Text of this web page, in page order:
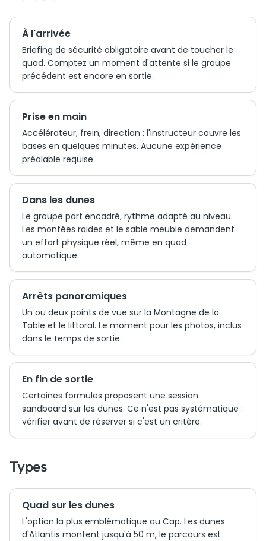
À l'arrivée
Briefing de sécurité obligatoire avant de toucher le
quad. Comptez un moment d'attente si le groupe
précédent est encore en sortie.
Prise en main
Accélérateur, frein, direction : l'instructeur couvre les
bases en quelques minutes. Aucune expérience
préalable requise.
Dans les dunes
Le groupe part encadré, rythme adapté au niveau.
Les montées raides et le sable meuble demandent
un effort physique réel, même en quad
automatique.
Arrêts panoramiques
Un ou deux points de vue sur la Montagne de la
Table et le littoral. Le moment pour les photos, inclus
dans le temps de sortie.
En fin de sortie
Certaines formules proposent une session
sandboard sur les dunes. Ce n'est pas systématique :
vérifier avant de réserver si c'est un critère.
Types
Quad sur les dunes
L'option la plus emblématique au Cap. Les dunes
d'Atlantis montent jusqu'à 50 m, le parcours est